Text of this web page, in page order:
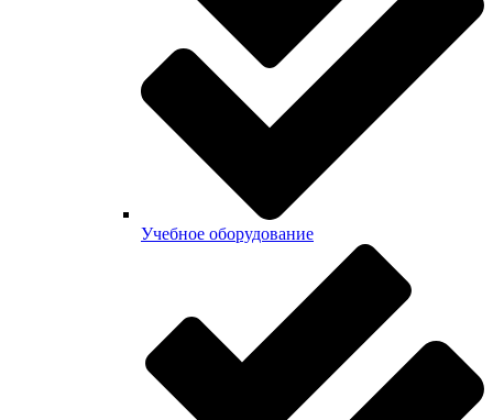
Учебное оборудование